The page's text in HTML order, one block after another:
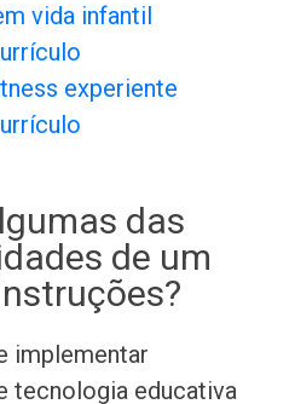
vida infantil
experiente
das
de um
implementar
tecnologia educativa